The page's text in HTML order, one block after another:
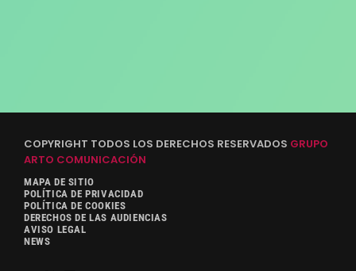
COPYRIGHT TODOS LOS DERECHOS RESERVADOS GRUPO
ARTO COMUNICACIÓN
MAPA DE SITIO
POLÍTICA DE PRIVACIDAD
POLÍTICA DE COOKIES
DERECHOS DE LAS AUDIENCIAS
AVISO LEGAL
NEWS